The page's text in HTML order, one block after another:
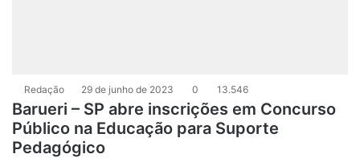
Redação 29 de junho de 2023 0 13.546
Barueri – SP abre inscrições em Concurso
Público na Educação para Suporte
Pedagógico